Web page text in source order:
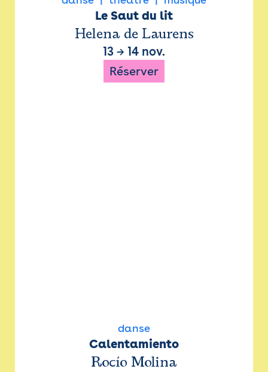
Le Saut du lit
Helena de Laurens
13 → 14 nov.
Réserver
danse
Calentamiento
Rocío Molina